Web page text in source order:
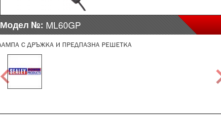
Модел №:ML60GP
С ДРЪЖКА И ПРЕДПАЗНА РЕШЕТКА